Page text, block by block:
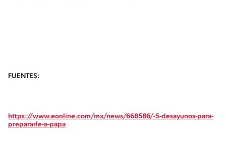
FUENTES:
https://www.eonline.com/mx/news/668586/-5-desayunos-para-
prepararle-a-papa